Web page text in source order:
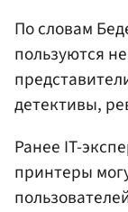
По словам
пользуются
детективы,
Ранее IT-
принтеры